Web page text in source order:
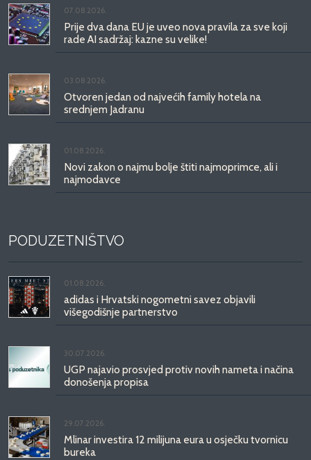
07.08.2026.
Prije dva dana EU je uveo nova pravila za sve koji
rade AI sadržaj: kazne su velike!
03.08.2026.
Otvoren jedan od najvećih family hotela na
srednjem Jadranu
01.08.2026.
Novi zakon o najmu bolje štiti najmoprimce, ali i
najmodavce
PODUZETNIŠTVO
01.08.2026.
adidas i Hrvatski nogometni savez objavili
višegodišnje partnerstvo
30.07.2026.
UGP najavio prosvjed protiv novih nameta i načina
donošenja propisa
29.07.2026.
Mlinar investira 12 milijuna eura u osječku tvornicu
bureka